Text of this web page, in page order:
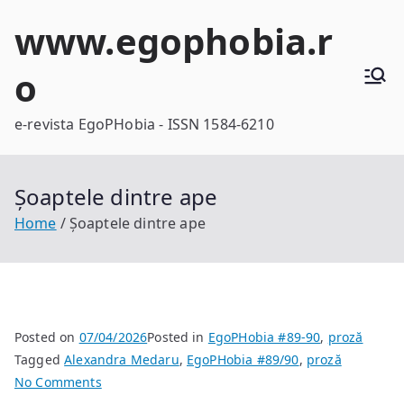
www.egophobia.r
o
e-revista EgoPHobia - ISSN 1584-6210
Șoaptele dintre ape
Home Șoaptele dintre ape
Posted on 07/04/2026Posted in EgoPHobia #89-90, proză
TaggedAlexandra Medaru, EgoPHobia #89/90, proză
No Commentson